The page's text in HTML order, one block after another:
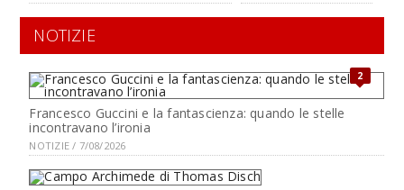
NOTIZIE
2
Francesco Guccini e la fantascienza: quando le stelle
incontravano l’ironia
NOTIZIE / 7/08/2026